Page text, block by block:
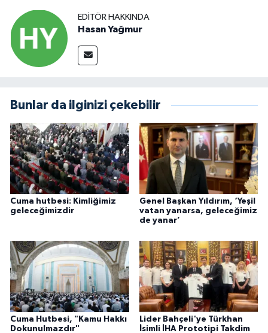
EDITÖR HAKKINDA
Hasan Yağmur
Bunlar da ilginizi çekebilir
Cuma hutbesi: Kimliğimiz
geleceğimizdir
Genel Başkan Yıldırım, ‘Yeşil
vatan yanarsa, geleceğimiz
de yanar’
Cuma Hutbesi, "Kamu Hakkı
Dokunulmazdır"
Lider Bahçeli'ye Türkhan
İsimli İHA Prototipi Takdim